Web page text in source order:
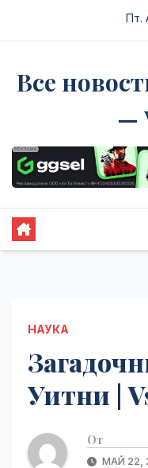
Пт.
Все
—
НАУКА
Уитни |
От
МАЙ 22,